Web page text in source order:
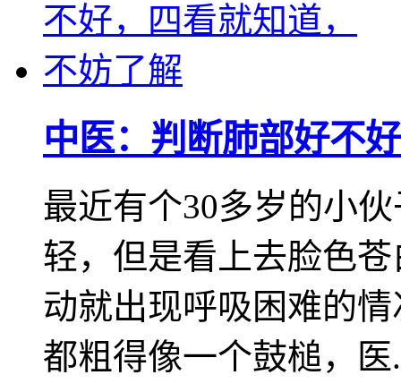
中医：判断肺部好不
最近有个30多岁的小
轻，但是看上去脸色
动就出现呼吸困难的
都粗得像一个鼓槌，医